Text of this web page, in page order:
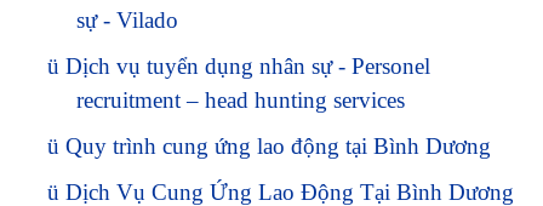
sự - Vilado
ü Dịch vụ tuyển dụng nhân sự - Personel
recruitment – head hunting services
ü Quy trình cung ứng lao động tại Bình Dương
ü Dịch Vụ Cung Ứng Lao Động Tại Bình Dương